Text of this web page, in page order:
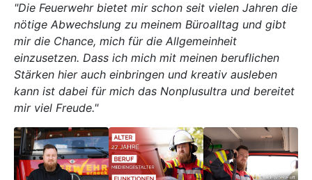
"Die Feuerwehr bietet mir schon seit vielen Jahren die
nötige Abwechslung zu meinem Büroalltag und gibt
mir die Chance, mich für die Allgemeinheit
einzusetzen. Dass ich mich mit meinen beruflichen
Stärken hier auch einbringen und kreativ ausleben
kann ist dabei für mich das Nonplusultra und bereitet
mir viel Freude."